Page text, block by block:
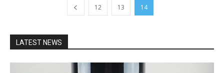
12 13 14
LATEST NEWS